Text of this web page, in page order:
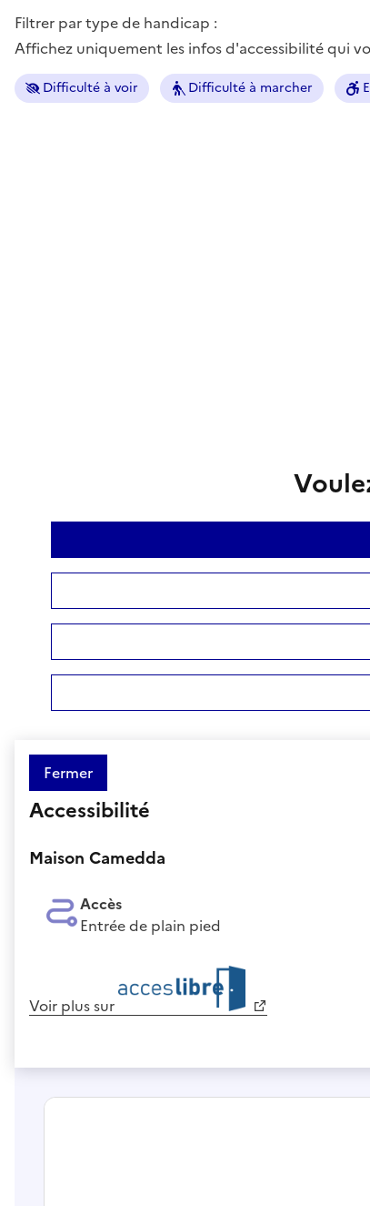
Filtrer par type de handicap :
Affichez uniquement les infos d'accessibilité qui
Difficulté à voir Difficulté à marcher
Fermer
Accessibilité
Maison Camedda
Accès
Entrée de plain pied
Voir plus sur